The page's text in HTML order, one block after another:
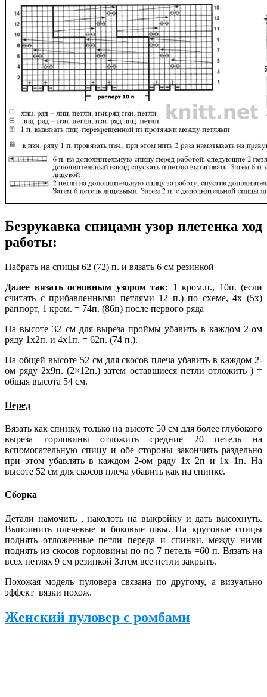
Безрукавка спицами узор плетенка ход
работы:
Набрать на спицы 62 (72) п. и вязать 6 см резинкой
Далее вязать основным узором так: 1 кром.п., 10п. (если
считать с прибавленными петлями 12 п.) по схеме, 4х (5х)
раппорт, 1 кром. = 74п. (86п) после первого ряда
На высоте 32 см для выреза проймы убавить в каждом 2-ом
ряду 1х2п. и 4х1п. = 62п. (74 п.).
На общей высоте 52 см для скосов плеча убавить в каждом 2-
ом ряду 2х9п. (2×12п.) затем оставшиеся петли отложить ) =
общая высота 54 см.
Перед
Вязать как спинку, только на высоте 50 см для более глубокого
выреза горловины отложить средние 20 петель на
вспомогательную спицу и обе стороны закончить раздельно
при этом убавлять в каждом 2-ом ряду 1х 2п и 1х 1п. На
высоте 52 см для скосов плеча убавить как на спинке.
Сборка
Детали намочить , наколоть на выкройку и дать высохнуть.
Выполнить плечевые и боковые швы.На круговые спицы
поднять отложенные петли переда и спинки, между ними
поднять из скосов горловины по по 7 петель =60 п. Вязать на
всех петлях 9 см резинкой Затем все петли закрыть.
Похожая модель пуловера связана по другому, а визуально
эффект вязки похож.
Женский пуловер с ромбами